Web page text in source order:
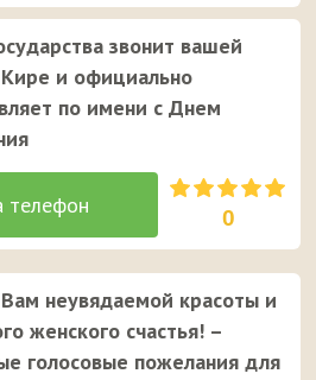
звонит вашей
Кире и официально
по имени с Днем
0
неувядаемой красоты и
женского счастья! –
голосовые пожелания для